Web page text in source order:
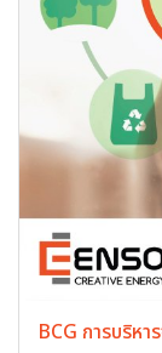
BCG การบริห